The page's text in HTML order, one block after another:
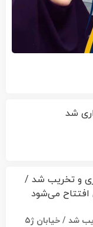
۳ باب مغازه محدوده پستک خریداری و تخریب شد / خیابان ژ۵